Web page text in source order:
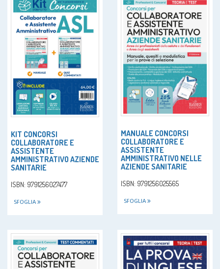
KIT CONCORSI
COLLABORATORE E
ASSISTENTE
AMMINISTRATIVO AZIENDE
SANITARIE
ISBN: 9791256027477
SFOGLIA
MANUALE CONCORSI
COLLABORATORE E
ASSISTENTE
AMMINISTRATIVO NELLE
AZIENDE SANITARIE
ISBN: 9791256025565
SFOGLIA